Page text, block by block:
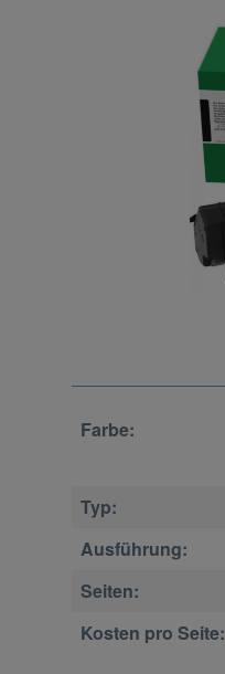
Farbe:
Typ:
Ausführung:
Seiten:
Kosten pro Seite: